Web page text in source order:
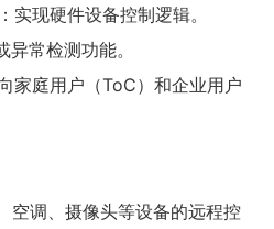
现硬件设备控制逻辑。
常检测功能。
家庭用户（ToC）和企业用户
空调、摄像头等设备的远程控